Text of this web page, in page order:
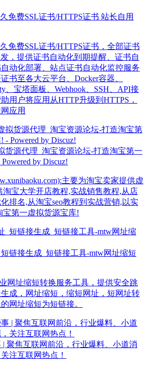
免费SSL证书/HTTPS证书 站长自用
免费SSL证书/HTTPS证书，全部证书
发，提供证书自动化到期提醒、证书自
动化部署、站点证书自动化监控服务
书至各大云平台、Docker容器、
、宝塔面板、Webhook、SSH、API接
用户将应用从HTTP升级到HTTPS，
应用
货源代理_淘宝资源论坛-打造淘宝第一
by Discuz!
主要为淘宝卖家提供虚
淘宝大学开店教程,实战销售教程,从店
排名,从淘宝seo教程到实战营销,以实
宝第一虚拟货源宝库!
链接生成_短链接工具-mtw网址缩短
网址缩短转换服务工具，提供安全跳
成，网址缩短，缩短网址，短网址转
网址缩短为短链接。
| 聚焦互联网前沿，行业爆料、小道消
注互联网热点！